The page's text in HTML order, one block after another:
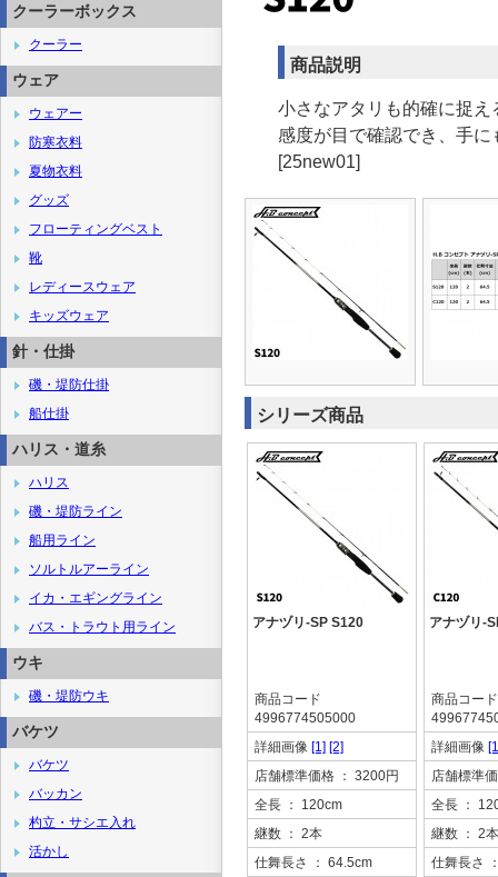
商品説明
小さなアタリも的確に捉
感度が目で確認でき、手
[25new01]
シリーズ商品
アナヅリ-SP S120
商品コード
4996774505000
詳細画像 [1] [2]
店舗標準価格 ： 3200円
全長 ： 120cm
継数 ： 2本
仕舞長さ
： 64.5cm
アナヅリ-
商品コード
詳細画像
店舗標準
全長 ：
継数 ： 2本
仕舞長さ
クーラーボックス
クーラー
ウェア
ウェアー
防寒衣料
夏物衣料
グッズ
フローティングベスト
靴
レディースウェア
キッズウェア
針・仕掛
磯・堤防仕掛
船仕掛
ハリス・道糸
ハリス
磯・堤防ライン
船用ライン
ソルトルアーライン
イカ・エギングライン
バス・トラウト用ライン
ウキ
磯・堤防ウキ
バケツ
バケツ
バッカン
杓立・サシエ入れ
活かし